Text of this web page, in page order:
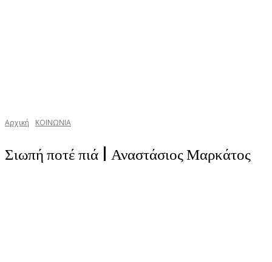
Αρχική ΚΟΙΝΩΝΙΑ
Σιωπή ποτέ πιά | Αναστάσιος Μαρκάτος